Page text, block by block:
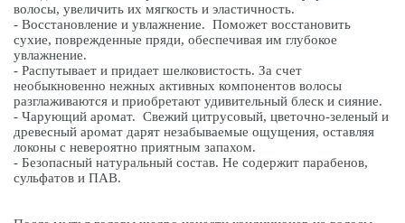
волосы, увеличить их мягкость и эластичность.
- Восстановление и увлажнение. Поможет восстановить
сухие, поврежденные пряди, обеспечивая им глубокое
увлажнение.
- Распутывает и придает шелковистость. За счет
необыкновенно нежных активных компонентов волосы
разглаживаются и приобретают удивительный блеск и сияние.
- Чарующий аромат. Свежий цитрусовый, цветочно-зеленый и
древесный аромат дарят незабываемые ощущения, оставляя
локоны с невероятно приятным запахом.
- Безопасный натуральный состав. Не содержит парабенов,
сульфатов и ПАВ.